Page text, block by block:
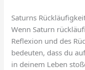
Saturns
Wenn Saturn
Reflexion und des
bedeuten, dass du
in deinem Leben